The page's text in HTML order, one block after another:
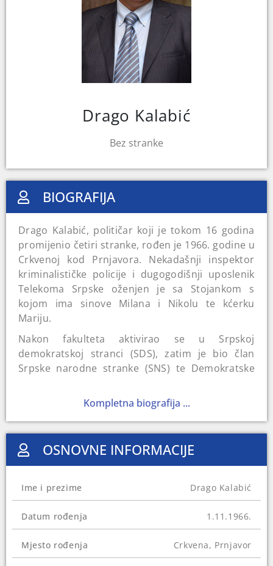
Drago Kalabić
Bez stranke
BIOGRAFIJA
Drago Kalabić, političar koji je tokom 16 godina
promijenio četiri stranke, rođen je 1966. godine u
Crkvenoj kod Prnjavora. Nekadašnji inspektor
kriminalističke policije i dugogodišnji uposlenik
Telekoma Srpske oženjen je sa Stojankom s
kojom ima sinove Milana i Nikolu te kćerku
Mariju.
Nakon fakulteta aktivirao se u Srpskoj
demokratskoj stranci (SDS), zatim je bio član
Srpske narodne stranke (SNS) te Demokratske
socijaldemokrata (SNSD) je bio od 2006. do 2010.
godine. Nakon završetka Pravnog fakulteta u
Banjoj Luci 1990. godine Kalabić se uključio u
Srpsku demokratsku stranku (SDS). Tri godine
poslije postao je inspektor Kriminalističke policije
godina, kada osvaja mandat u Narodnoj skupštini
Republike Srpske (RS), ali kao kandidat Srpske
narodne stranke (SNS).
Telekomu Srpske i radi na rukovodećim
Kompletna biografija ...
OSNOVNE INFORMACIJE
Ime i prezime Drago Kalabić
Datum rođenja 1.11.1966.
Mjesto rođenja Crkvena, Prnjavor